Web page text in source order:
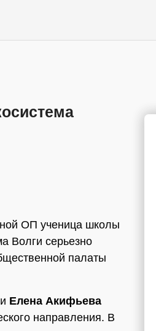
ОП ученица школы
Волги серьезно
палаты
Елена Акифьева
направления. В